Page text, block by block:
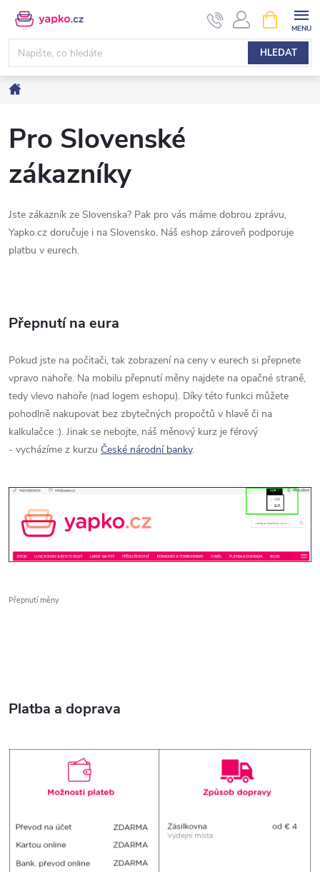
Přejít
obsah
HLEDAT
NÁKUPNÍ
KOŠÍK
Pro Slovenské
zákazníky
Jste zákazník ze Slovenska? Pak pro vás máme dobrou zprávu,
Yapko.cz doručuje i na Slovensko. Náš eshop zároveň podporuje
platbu v eurech.
Přepnutí na eura
Pokud jste na počitači, tak zobrazení na ceny v eurech si přepnete
vpravo nahoře. Na mobilu přepnutí měny najdete na opačné straně,
tedy vlevo nahoře (nad logem eshopu). Díky této funkci můžete
pohodlně nakupovat bez zbytečných propočtů v hlavě či na
kalkulačce :). Jinak se nebojte, náš měnový kurz je férový
- vycházíme z kurzu České národní banky.
Přepnutí měny
Platba a doprava